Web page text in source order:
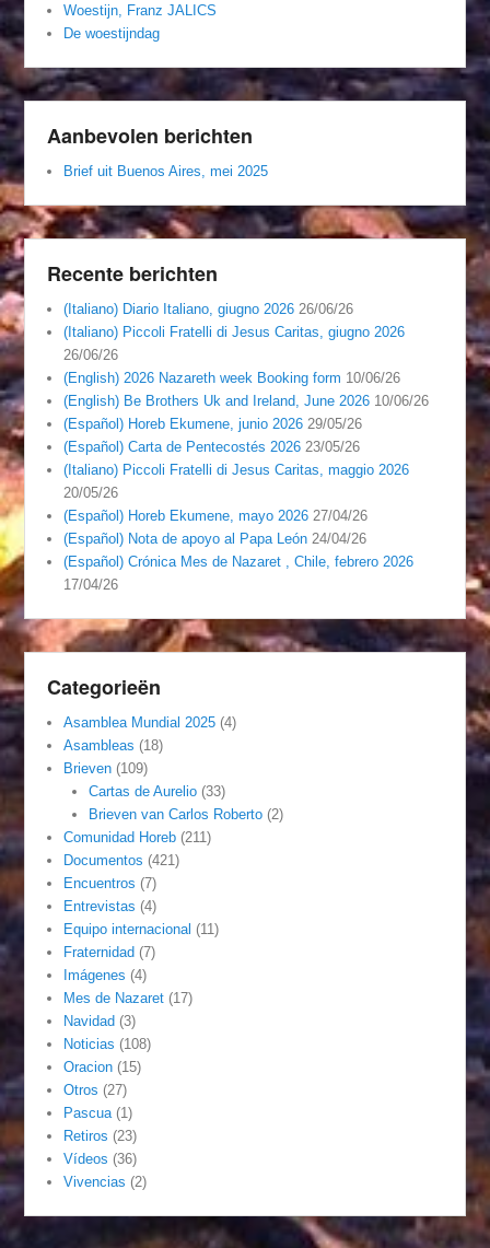
Woestijn, Franz JALICS
De woestijndag
Aanbevolen berichten
Brief uit Buenos Aires, mei 2025
Recente berichten
(Italiano) Diario Italiano, giugno 2026 26/06/26
(Italiano) Piccoli Fratelli di Jesus Caritas, giugno 2026
26/06/26
(English) 2026 Nazareth week Booking form 10/06/26
(English) Be Brothers Uk and Ireland, June 2026 10/06/26
(Español) Horeb Ekumene, junio 2026 29/05/26
(Español) Carta de Pentecostés 2026 23/05/26
(Italiano) Piccoli Fratelli di Jesus Caritas, maggio 2026
20/05/26
(Español) Horeb Ekumene, mayo 2026 27/04/26
(Español) Nota de apoyo al Papa León 24/04/26
(Español) Crónica Mes de Nazaret , Chile, febrero 2026
17/04/26
Categorieën
Asamblea Mundial 2025 (4)
Asambleas (18)
Brieven (109)
Cartas de Aurelio(33)
Brieven van Carlos Roberto(2)
Comunidad Horeb (211)
Documentos (421)
Encuentros (7)
Entrevistas (4)
Equipo internacional (11)
Fraternidad (7)
Imágenes (4)
Mes de Nazaret (17)
Navidad (3)
Noticias (108)
Oracion (15)
Otros (27)
Pascua (1)
Retiros (23)
Vídeos (36)
Vivencias (2)